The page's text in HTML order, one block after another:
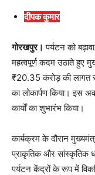
दीपक कुमार
गोरखपुर। पर्यटन को
महत्वपूर्ण कदम उठाते हुए
₹20.35 करोड़ की लागत से
का लोकार्पण किया। इस
कार्यों का शुभारंभ किया।
कार्यक्रम के दौरान
प्राकृतिक और सांस्कृतिक
पर्यटन केंद्रों के रूप में